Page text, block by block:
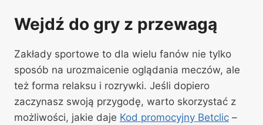
Wejdź do gry z przewagą
Zakłady sportowe to dla wielu fanów nie tylko
sposób na urozmaicenie oglądania meczów, ale
też forma relaksu i rozrywki. Jeśli dopiero
zaczynasz swoją przygodę, warto skorzystać z
możliwości, jakie daje Kod promocyjny Betclic –